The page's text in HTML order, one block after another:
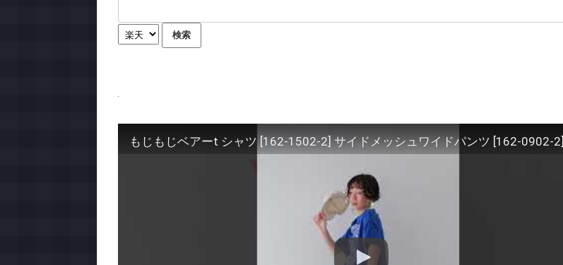
もじもじベアーt シャツ [162-1502-2] サイドメッシュワイドパンツ [162-0902-2]